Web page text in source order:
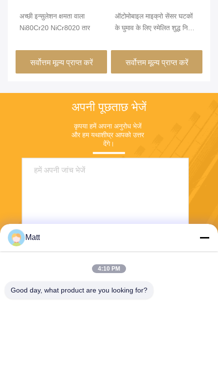
अच्छी इन्सुलेशन क्षमता वाला
Ni80Cr20 NiCr8020 तार
सर्वोत्तम मूल्य प्राप्त करें
ऑटोमोबाइल माइक्रो सेंसर घटकों
के घुमाव के लिए स्मेलित शुद्ध निकेल
सर्वोत्तम मूल्य प्राप्त करें
अपनी पूछताछ भेजें
कृपया हमें अपना अनुरोध भेजें
और हम यथाशीघ्र आपको उत्तर
देंगे।
Matt
4:10 PM
Good day, what product are you looking for?